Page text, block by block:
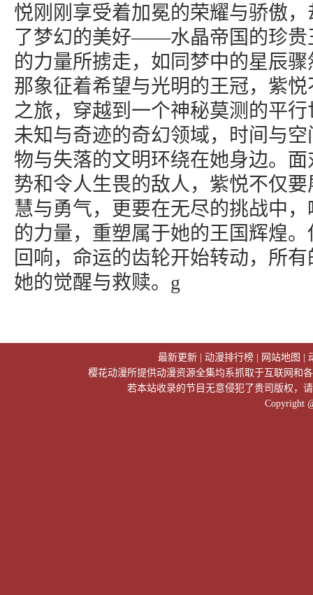
悦刚刚享受着加冕的荣耀与骄傲
了梦幻的美好——水晶帝国的珍贵
的力量所掳走，如同梦中的星辰
那象征着希望与光明的王冠，紫
之旅，穿越到一个神秘莫测的平
未知与奇迹的奇幻领域，时间与
物与失落的文明环绕在她身边。
势和令人生畏的敌人，紫悦不仅
慧与勇气，更要在无尽的挑战中
的力量，重塑属于她的王国辉煌
回响，命运的齿轮开始转动，所
她的觉醒与救赎。g
最新更新 动漫排行榜 网站地图
樱花动漫所提供动漫资源全集均系抓取于互联网和
若本站收录的节目无意侵犯了贵司版权，
Copyright